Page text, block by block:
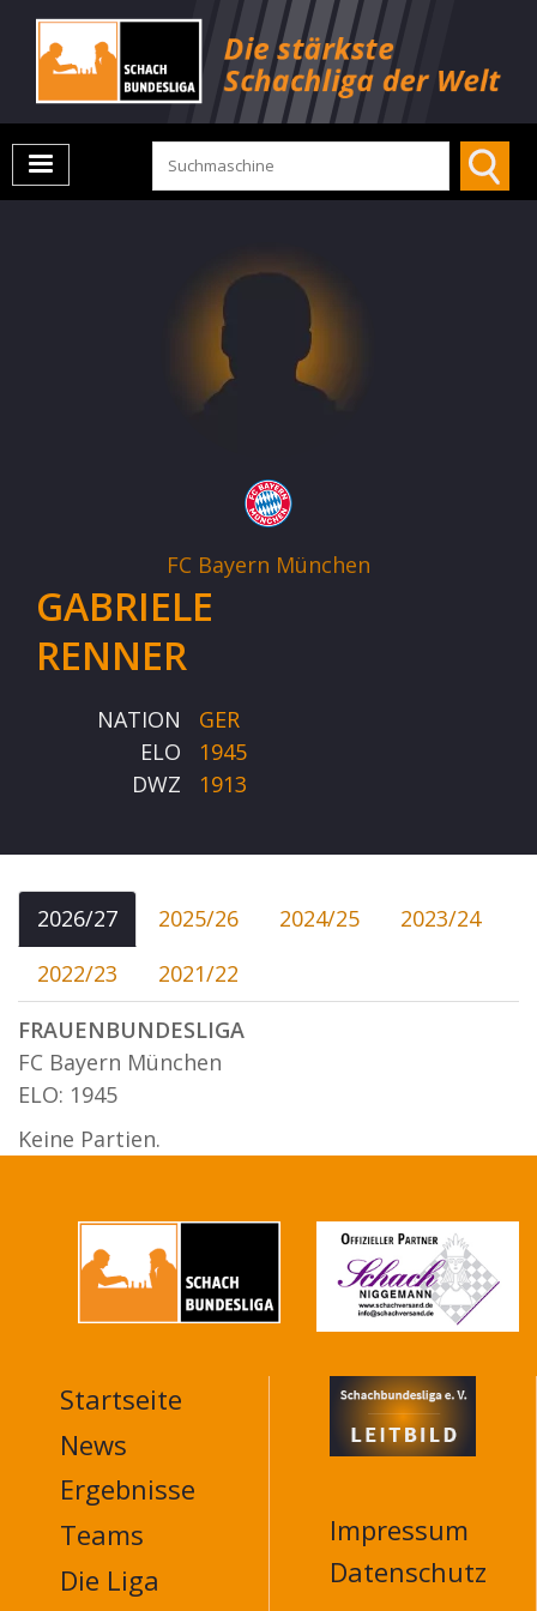
FC Bayern München
GABRIELE
RENNER
NATION
GER
ELO
1945
DWZ
1913
2026/27 2025/26 2024/25
2023/24
2022/23
2021/22
FRAUENBUNDESLIGA
FC Bayern München
ELO: 1945
Keine Partien.
MAIN
NAVIGATION
FOOTER
Startseite
News
Ergebnisse
Teams
Die Liga
Impressum
Datenschutz